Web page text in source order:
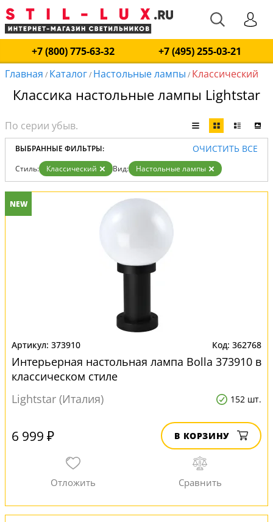
+7 (800) 775-63-32
+7 (495) 255-03-21
Главная / Каталог/ Настольные лампы / Классический
Классика настольные лампы Lightstar
ВЫБРАННЫЕ ФИЛЬТРЫ: ОЧИСТИТЬ ВСЕ
Стиль: Классический Вид: Настольные лампы
NEW
373910 362768
Интерьерная настольная лампа Bolla 373910 в
классическом стиле
Lightstar (Италия)
152 шт.
6 999 ₽ В КОРЗИНУ